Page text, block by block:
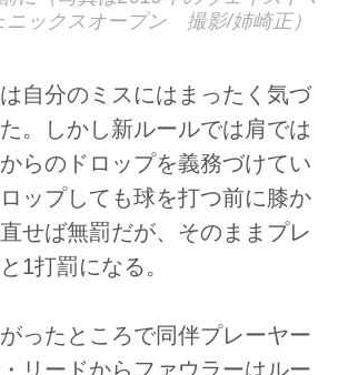
ニックスオープン 撮影/姉崎正）
自分のミスにはまったく気づ
。しかし新ルールでは肩では
らのドロップを義務づけてい
ップしても球を打つ前に膝か
せば無罰だが、そのままプレ
1打罰になる。
ったところで同伴プレーヤー
リードからファウラーはルー